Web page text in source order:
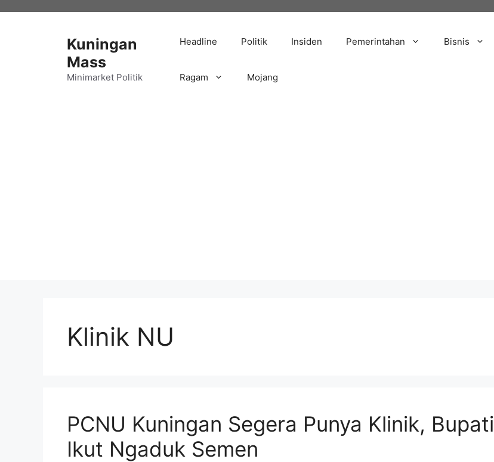
Kuningan
Mass
Minimarket Politik
Headline Politik Insiden Pemerintahan Bisnis
Ragam Mojang
Klinik NU
PCNU Kuningan Segera Punya Klinik, Bupati
Ikut Ngaduk Semen